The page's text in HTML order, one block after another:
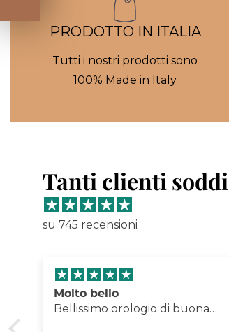
PRODOTTO IN ITALIA
Tutti i nostri prodotti sono
100% Made in Italy
Tanti clienti
su 745 recensioni
Bellissimo orologio.
Molto soddisfatta